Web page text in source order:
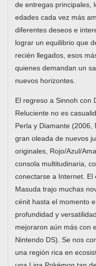
de entregas principales,
edades cada vez más
diferentes deseos e
lograr un equilibrio que
recién llegados, esos
quienes demandan un
nuevos horizontes.
El regreso a Sinnoh con
Reluciente no es
Perla y Diamante (2006,
gran oleada de nuevos
originales, Rojo/Azul/
consola multitudinaria,
conectarse a Internet.
Masuda trajo muchas
cénit hasta el momento
profundidad y
mejoraron aún más con
Nintendo DS). Se nos
una región rica en